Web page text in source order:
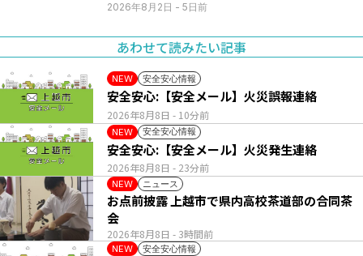
2026年8月2日 - 5日前
あわせて読みたい記事
NEW 安全安心情報
2026年8月8日 - 10分前
安全安心:【安全メール】火災誤報連絡
NEW 安全安心情報
2026年8月8日 - 23分前
安全安心:【安全メール】火災発生連絡
NEW ニュース
2026年8月8日 - 3時間前
お点前披露 上越市で県内高校茶道部の合同茶
会
NEW 安全安心情報